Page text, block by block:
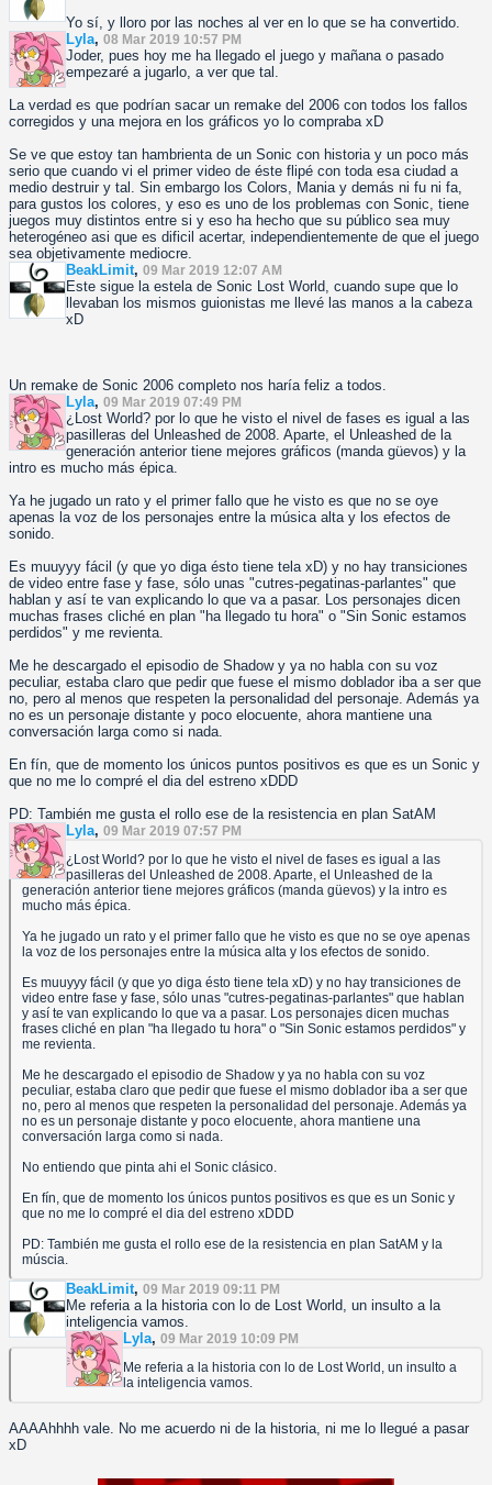
Yo sí, y lloro por las noches al ver en lo que se ha convertido.
Lyla, 08 Mar 2019 10:57 PM
Joder, pues hoy me ha llegado el juego y mañana o pasado
empezaré a jugarlo, a ver que tal.
La verdad es que podrían sacar un remake del 2006 con todos los fallos
corregidos y una mejora en los gráficos yo lo compraba xD
Se ve que estoy tan hambrienta de un Sonic con historia y un poco más
serio que cuando vi el primer video de éste flipé con toda esa ciudad a
medio destruir y tal. Sin embargo los Colors, Mania y demás ni fu ni fa,
para gustos los colores, y eso es uno de los problemas con Sonic, tiene
juegos muy distintos entre si y eso ha hecho que su público sea muy
heterogéneo asi que es dificil acertar, independientemente de que el juego
sea objetivamente mediocre.
BeakLimit, 09 Mar 2019 12:07 AM
Este sigue la estela de Sonic Lost World, cuando supe que lo
llevaban los mismos guionistas me llevé las manos a la cabeza
xD
Un remake de Sonic 2006 completo nos haría feliz a todos.
Lyla, 09 Mar 2019 07:49 PM
¿Lost World? por lo que he visto el nivel de fases es igual a las
pasilleras del Unleashed de 2008. Aparte, el Unleashed de la
generación anterior tiene mejores gráficos (manda güevos) y la
intro es mucho más épica.
Ya he jugado un rato y el primer fallo que he visto es que no se oye
apenas la voz de los personajes entre la música alta y los efectos de
sonido.
Es muuyyy fácil (y que yo diga ésto tiene tela xD) y no hay transiciones
de video entre fase y fase, sólo unas "cutres-pegatinas-parlantes" que
hablan y así te van explicando lo que va a pasar. Los personajes dicen
muchas frases cliché en plan "ha llegado tu hora" o "Sin Sonic estamos
perdidos" y me revienta.
Me he descargado el episodio de Shadow y ya no habla con su voz
peculiar, estaba claro que pedir que fuese el mismo doblador iba a ser que
no, pero al menos que respeten la personalidad del personaje. Además ya
no es un personaje distante y poco elocuente, ahora mantiene una
conversación larga como si nada.
En fín, que de momento los únicos puntos positivos es que es un Sonic y
que no me lo compré el dia del estreno xDDD
PD: También me gusta el rollo ese de la resistencia en plan SatAM
Lyla, 09 Mar 2019 07:57 PM
¿Lost World? por lo que he visto el nivel de fases es igual a las
pasilleras del Unleashed de 2008. Aparte, el Unleashed de la
generación anterior tiene mejores gráficos (manda güevos) y la intro es
mucho más épica.
Ya he jugado un rato y el primer fallo que he visto es que no se oye apenas
la voz de los personajes entre la música alta y los efectos de sonido.
Es muuyyy fácil (y que yo diga ésto tiene tela xD) y no hay transiciones de
video entre fase y fase, sólo unas "cutres-pegatinas-parlantes" que hablan
y así te van explicando lo que va a pasar. Los personajes dicen muchas
frases cliché en plan "ha llegado tu hora" o "Sin Sonic estamos perdidos" y
me revienta.
Me he descargado el episodio de Shadow y ya no habla con su voz
peculiar, estaba claro que pedir que fuese el mismo doblador iba a ser que
no, pero al menos que respeten la personalidad del personaje. Además ya
no es un personaje distante y poco elocuente, ahora mantiene una
conversación larga como si nada.
No entiendo que pinta ahi el Sonic clásico.
En fín, que de momento los únicos puntos positivos es que es un Sonic y
que no me lo compré el dia del estreno xDDD
PD: También me gusta el rollo ese de la resistencia en plan SatAM y la
múscia.
BeakLimit, 09 Mar 2019 09:11 PM
Me referia a la historia con lo de Lost World, un insulto a la
inteligencia vamos.
Lyla, 09 Mar 2019 10:09 PM
Me referia a la historia con lo de Lost World, un insulto a
la inteligencia vamos.
AAAAhhhh vale. No me acuerdo ni de la historia, ni me lo llegué a pasar
xD